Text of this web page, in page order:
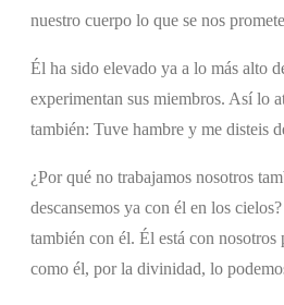
nuestro cuerpo lo que se nos
Él ha sido elevado ya a lo más alto
experimentan sus miembros. Así lo
también: Tuve hambre y me disteis
¿Por qué no trabajamos nosotros
descansemos ya con él en los
también con él. Él está con
como él, por la divinidad, lo